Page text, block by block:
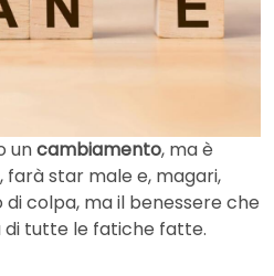
uncambiamento, ma è
farà star male e, magari,
colpa, ma il benessere che
di tutte le fatiche fatte.